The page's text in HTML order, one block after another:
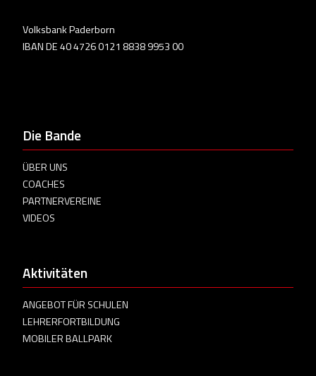
Volksbank Paderborn
IBAN DE 40 4726 0121 8838 9953 00
Die Bande
ÜBER UNS
COACHES
PARTNERVEREINE
VIDEOS
Aktivitäten
ANGEBOT FÜR SCHULEN
LEHRERFORTBILDUNG
MOBILER BALLPARK